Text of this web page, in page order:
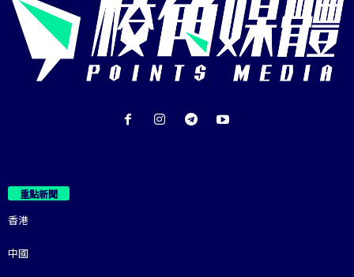
重點新聞
香港
中國